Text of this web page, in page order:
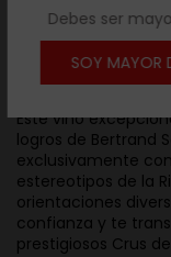
Debes ser
SOY MAYOR
Descripción
Este vino
logros de Bertrand
exclusivamente
estereotipos de la
orientaciones
confianza y te
prestigiosos Crus